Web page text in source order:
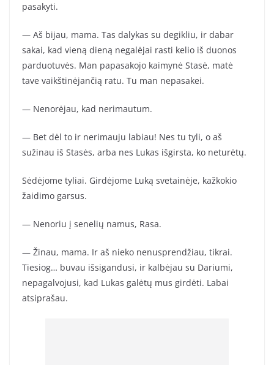
pasakyti.
— Aš bijau, mama. Tas dalykas su degikliu, ir dabar
sakai, kad vieną dieną negalėjai rasti kelio iš duonos
parduotuvės. Man papasakojo kaimynė Stasė, matė
tave vaikštinėjančią ratu. Tu man nepasakei.
— Nenorėjau, kad nerimautum.
— Bet dėl to ir nerimauju labiau! Nes tu tyli, o aš
sužinau iš Stasės, arba nes Lukas išgirsta, ko neturėtų.
Sėdėjome tyliai. Girdėjome Luką svetainėje, kažkokio
žaidimo garsus.
— Nenoriu į senelių namus, Rasa.
— Žinau, mama. Ir aš nieko nenusprendžiau, tikrai.
Tiesiog… buvau išsigandusi, ir kalbėjau su Dariumi,
nepagalvojusi, kad Lukas galėtų mus girdėti. Labai
atsiprašau.